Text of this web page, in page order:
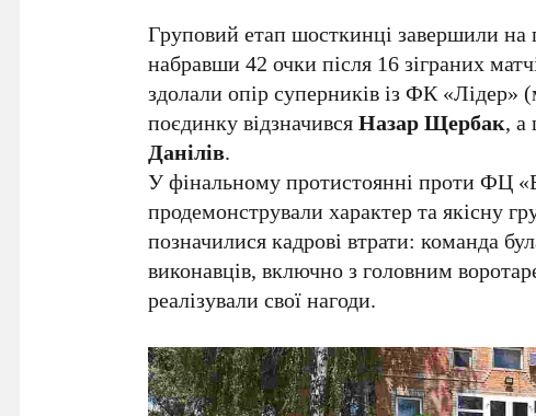
Груповий етап шосткинці завершили на
набравши 42 очки після 16 зіграних
здолали опір суперників із ФК
поєдинку відзначивсяНазар Щербак, а
Данілів.
У фінальному протистоянні проти ФЦ
продемонстрували характер та якісну
позначилися кадрові втрати: команда
виконавців, включно з головним
реалізували свої нагоди.